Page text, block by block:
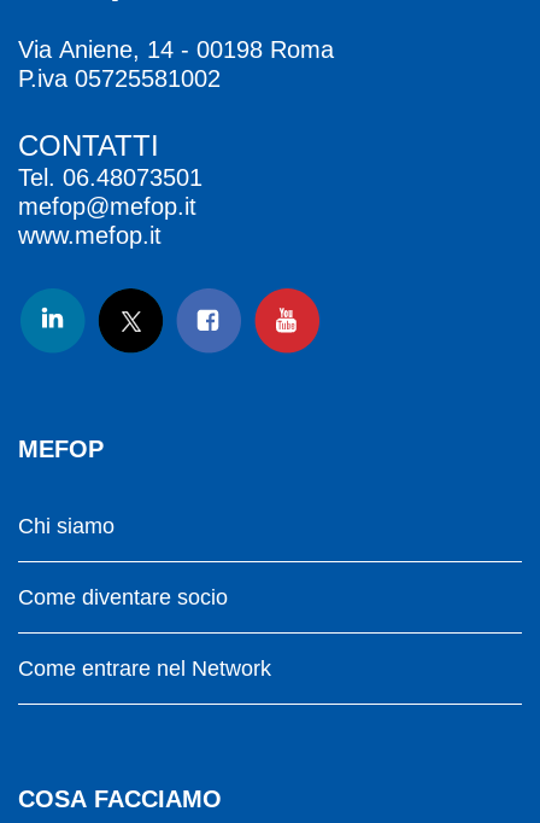
Via Aniene, 14 - 00198 Roma
P.iva 05725581002
CONTATTI
Tel. 06.48073501
mefop@mefop.it
www.mefop.it
MEFOP
Chi siamo
Come diventare socio
Come entrare nel Network
COSA FACCIAMO